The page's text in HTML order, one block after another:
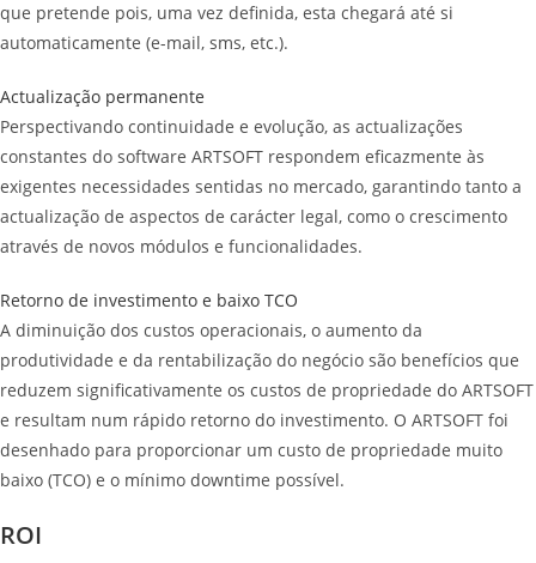
que pretende pois, uma vez definida, esta chegará até si
automaticamente (e-mail, sms, etc.).
Actualização permanente
Perspectivando continuidade e evolução, as actualizações
constantes do software ARTSOFT respondem eficazmente às
exigentes necessidades sentidas no mercado, garantindo tanto a
actualização de aspectos de carácter legal, como o crescimento
através de novos módulos e funcionalidades.
Retorno de investimento e baixo TCO
A diminuição dos custos operacionais, o aumento da
produtividade e da rentabilização do negócio são benefícios que
reduzem significativamente os custos de propriedade do ARTSOFT
e resultam num rápido retorno do investimento. O ARTSOFT foi
desenhado para proporcionar um custo de propriedade muito
baixo (TCO) e o mínimo downtime possível.
ROI